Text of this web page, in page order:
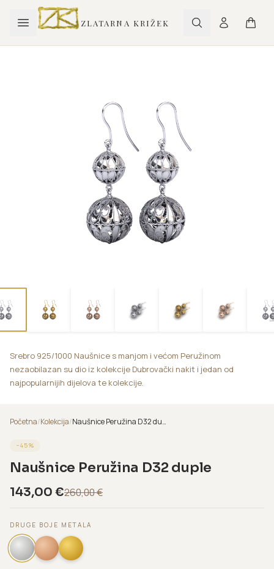
ZLATARNA KRIŽEK
Srebro 925/1000 Naušnice s manjom i većom Peružinom
nezaobilazan su dio iz kolekcije Dubrovački nakit i jedan od
najpopularnijih dijelova te kolekcije.
Početna/Kolekcija/ Naušnice Peružina D32 duple
−45%
Naušnice Peružina D32 duple
143,00 €260,00€
DRUGE BOJE METALA